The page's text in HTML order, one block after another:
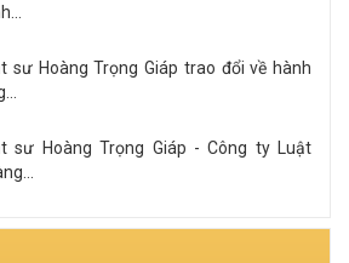
sư Hoàng Trọng Giáp trao đổi về hành
sư Hoàng Trọng Giáp - Công ty Luật
Xem tất cả